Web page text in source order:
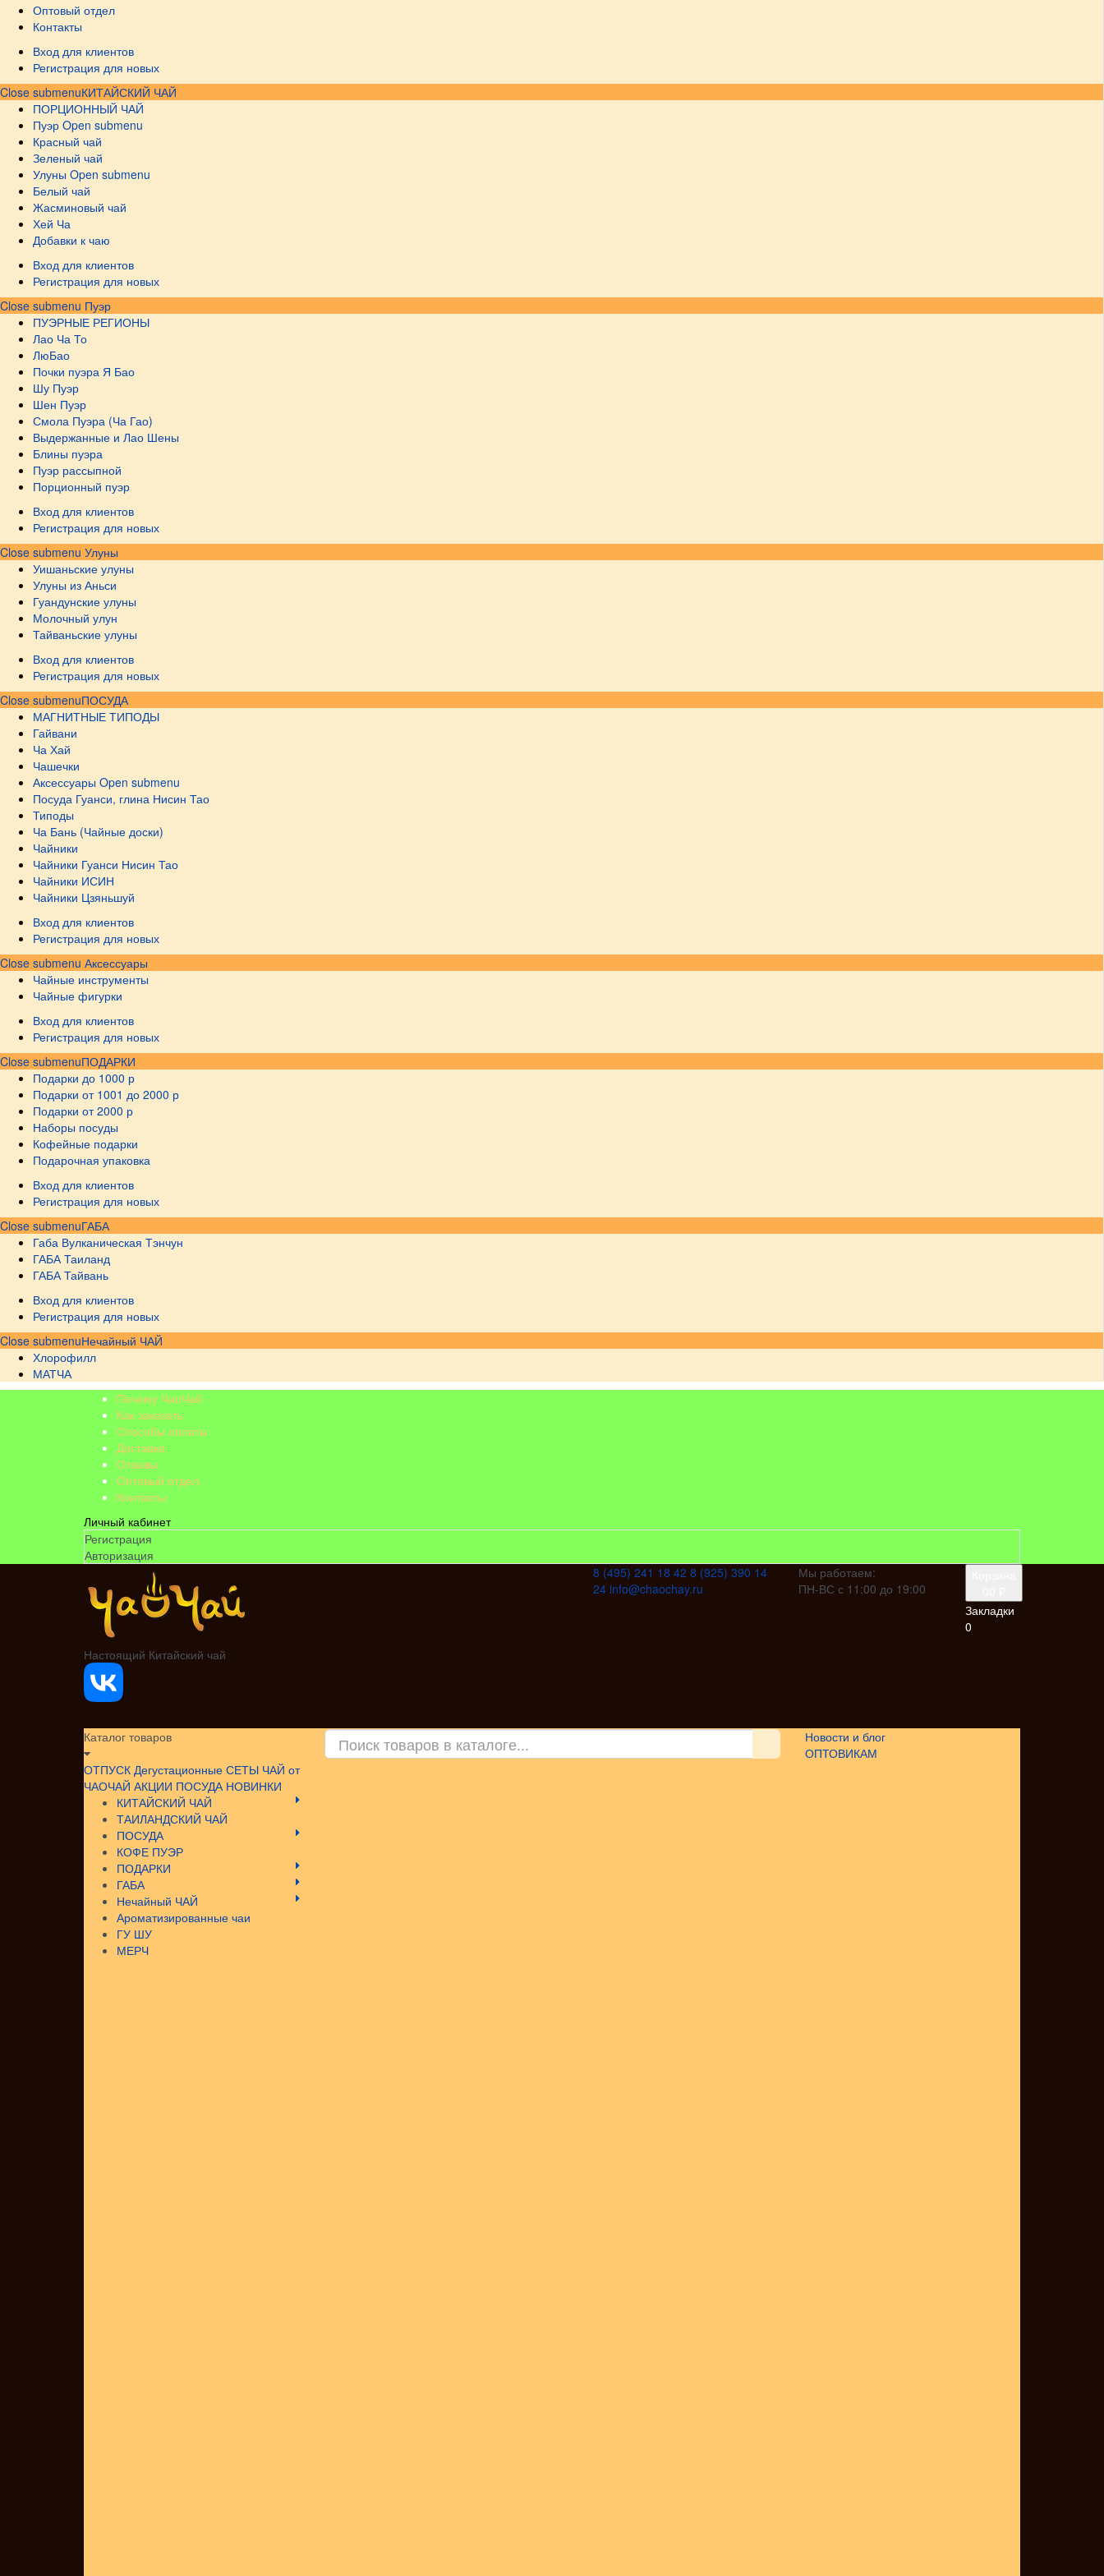
Оптовый отдел
Контакты
Вход для клиентов
Регистрация для новых
Close submenuКИТАЙСКИЙ ЧАЙ
ПОРЦИОННЫЙ ЧАЙ
Пуэр Open submenu
Красный чай
Зеленый чай
Улуны Open submenu
Белый чай
Жасминовый чай
Хей Ча
Добавки к чаю
Вход для клиентов
Регистрация для новых
Close submenu Пуэр
ПУЭРНЫЕ РЕГИОНЫ
Лао Ча То
ЛюБао
Почки пуэра Я Бао
Шу Пуэр
Шен Пуэр
Смола Пуэра (Ча Гао)
Выдержанные и Лао Шены
Блины пуэра
Пуэр рассыпной
Порционный пуэр
Вход для клиентов
Регистрация для новых
Close submenu Улуны
Уишаньские улуны
Улуны из Аньси
Гуандунские улуны
Молочный улун
Тайваньские улуны
Вход для клиентов
Регистрация для новых
Close submenuПОСУДА
МАГНИТНЫЕ ТИПОДЫ
Гайвани
Ча Хай
Чашечки
Аксессуары Open submenu
Посуда Гуанси, глина Нисин Тао
Типоды
Ча Бань (Чайные доски)
Чайники
Чайники Гуанси Нисин Тао
Чайники ИСИН
Чайники Цзяньшуй
Вход для клиентов
Регистрация для новых
Close submenu Аксессуары
Чайные инструменты
Чайные фигурки
Вход для клиентов
Регистрация для новых
Close submenuПОДАРКИ
Подарки до 1000 р
Подарки от 1001 до 2000 р
Подарки от 2000 р
Наборы посуды
Кофейные подарки
Подарочная упаковка
Вход для клиентов
Регистрация для новых
Close submenuГАБА
Габа Вулканическая Тэнчун
ГАБА Таиланд
ГАБА Тайвань
Вход для клиентов
Регистрация для новых
Close submenuНечайный ЧАЙ
Хлорофилл
МАТЧА
Почему ЧаоЧай
Как заказать
Способы оплаты
Доставка
Отзывы
Оптовый отдел
Контакты
Личный кабинет
Регистрация
Авторизация
Настоящий Китайский чай
8 (495) 241 18 42 8 (925) 390 14
24 info@chaochay.ru
Мы работаем:
ПН-ВС с 11:00 до 19:00
Закладки
0
Каталог товаров
ОТПУСК Дегустационные СЕТЫ ЧАЙ от
ЧАОЧАЙ АКЦИИ ПОСУДА НОВИНКИ
КИТАЙСКИЙ ЧАЙ
ТАИЛАНДСКИЙ ЧАЙ
ПОСУДА
КОФЕ ПУЭР
ПОДАРКИ
ГАБА
Нечайный ЧАЙ
Ароматизированные чаи
ГУ ШУ
МЕРЧ
Новости и блог
ОПТОВИКАМ